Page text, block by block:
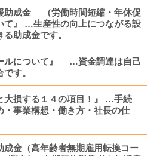
助成金 （労働時間短縮・年休促
て』 …生産性の向上につながる設
助成金です。
ルについて』 …資金調達は自己
す。
大損する１４の項目！』 …手続
・事業構想・働き方・社長の仕
成金（高年齢者無期雇用転換コー